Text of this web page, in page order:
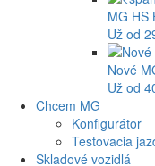
MG HS
Už od
Nové
Už od
Chcem MG
Konfigurátor
Testovacia
Skladové vozidlá